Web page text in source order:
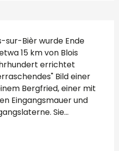
sur-Bièr wurde Ende
15 km von Blois
errichtet
Bild einer
Bergfried, einer mit
Eingangsmauer und
Sie...